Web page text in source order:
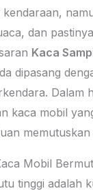
dan
Kaca
dipasang
Dalam
kaca mobil
Mobil
tinggi adalah